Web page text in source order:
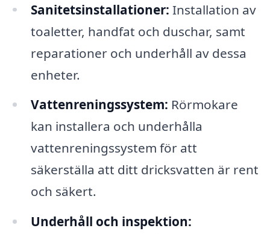
Sanitetsinstallationer: Installation av
toaletter, handfat och duschar, samt
reparationer och underhåll av dessa
enheter.
Vattenreningssystem: Rörmokare
kan installera och underhålla
vattenreningssystem för att
säkerställa att ditt dricksvatten är rent
och säkert.
Underhåll och inspektion: